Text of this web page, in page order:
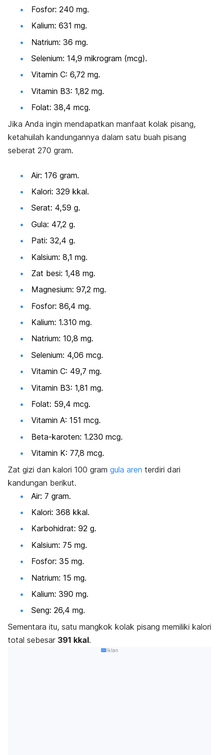
Fosfor: 240 mg.
Kalium: 631 mg.
Natrium: 36 mg.
Selenium: 14,9 mikrogram (mcg).
Vitamin C: 6,72 mg.
Vitamin B3: 1,82 mg.
Folat: 38,4 mcg.
Jika Anda ingin mendapatkan manfaat kolak pisang,
ketahuilah kandungannya dalam satu buah pisang
seberat 270 gram.
Air: 176 gram.
Kalori: 329 kkal.
Serat: 4,59 g.
Gula: 47,2 g.
Pati: 32,4 g.
Kalsium: 8,1 mg.
Zat besi: 1,48 mg.
Magnesium: 97,2 mg.
Fosfor: 86,4 mg.
Kalium: 1.310 mg.
Natrium: 10,8 mg.
Selenium: 4,06 mcg.
Vitamin C: 49,7 mg.
Vitamin B3: 1,81 mg.
Folat: 59,4 mcg.
Vitamin A: 151 mcg.
Beta-karoten: 1.230 mcg.
Vitamin K: 77,8 mcg.
Zat gizi dan kalori 100 gram gula aren terdiri dari
kandungan berikut.
Air: 7 gram.
Kalori: 368 kkal.
Karbohidrat: 92 g.
Kalsium: 75 mg.
Fosfor: 35 mg.
Natrium: 15 mg.
Kalium: 390 mg.
Seng: 26,4 mg.
Sementara itu, satu mangkok kolak pisang memiliki kalori
total sebesar 391 kkal.
Iklan